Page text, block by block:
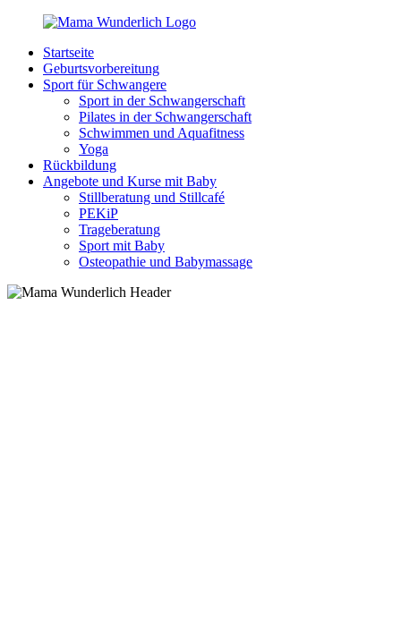
Zurück
Inhalt
MamaWunderlich.de
Mutti
sein
wunderbar!
Startseite
Geburtsvorbereitung
Sport für Schwangere
Sport in der Schwangerschaft
Pilates in der Schwangerschaft
Schwimmen und Aquafitness
Yoga
Rückbildung
Angebote und Kurse mit Baby
Stillberatung und Stillcafé
PEKiP
Trageberatung
Sport mit Baby
Osteopathie und Babymassage